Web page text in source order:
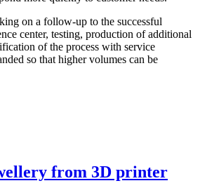
on a follow-up to the successful
center, testing, production of additional
of the process with service
so that higher volumes can be
from 3D printer